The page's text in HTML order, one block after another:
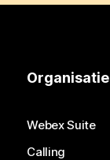
Organisatie
Webex Suite
Calling